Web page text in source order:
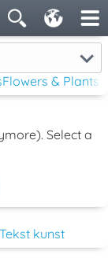
Flowers & Plants
Select a
kunst